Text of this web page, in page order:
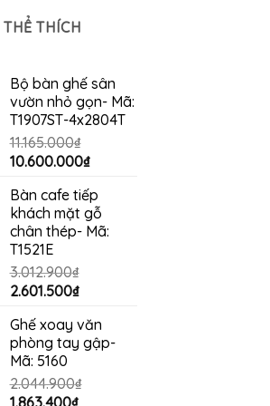
là:
2.200.000₫.
tại
là:
THÍCH
Bộ bàn ghế sân
vườn nhỏ gọn- Mã:
T1907ST-4x2804T
11.165.000₫
Giá
là:
11.165.000₫.
10.600.000₫Giá
tại
là:
10.600.000₫.
Bàn cafe tiếp
khách mặt gỗ
chân thép- Mã:
T1521E
3.012.900₫
Giá
là:
3.012.900₫.
2.601.500₫Giá
tại
là:
Ghế xoay văn
phòng tay gập-
Mã: 5160
2.044.900₫
Giá
Giá